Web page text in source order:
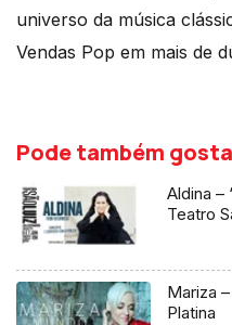
universo da música
Vendas Pop em mais de
Pode também
Aldina –
Teatro
Mariza
Platina